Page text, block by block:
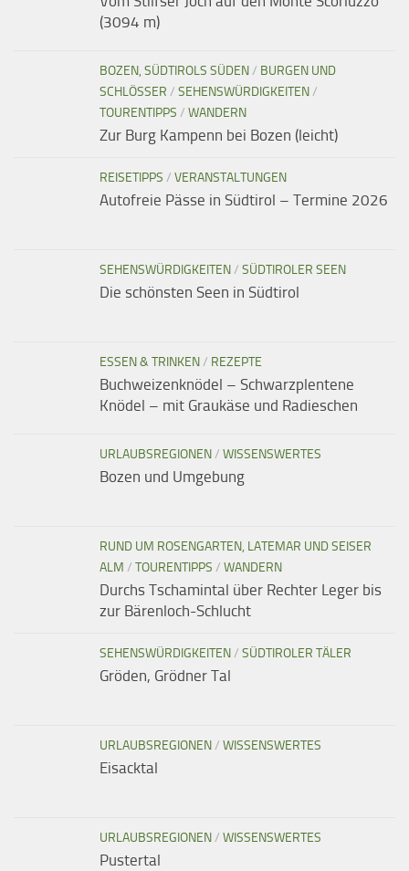
(3094 m)
BOZEN, SÜDTIROLS SÜDEN/ BURGEN UND
SCHLÖSSER / SEHENSWÜRDIGKEITEN/
TOURENTIPPS / WANDERN
Zur Burg Kampenn bei Bozen (leicht)
REISETIPPS / VERANSTALTUNGEN
Autofreie Pässe in Südtirol – Termine 2026
SEHENSWÜRDIGKEITEN/ SÜDTIROLER SEEN
Die schönsten Seen in Südtirol
ESSEN & TRINKEN/ REZEPTE
Buchweizenknödel – Schwarzplentene
Knödel – mit Graukäse und Radieschen
URLAUBSREGIONEN/ WISSENSWERTES
Bozen und Umgebung
RUND UM ROSENGARTEN, LATEMAR UND SEISER
ALM / TOURENTIPPS / WANDERN
Durchs Tschamintal über Rechter Leger bis
zur Bärenloch-Schlucht
SEHENSWÜRDIGKEITEN/ SÜDTIROLER TÄLER
Gröden, Grödner Tal
URLAUBSREGIONEN/ WISSENSWERTES
Eisacktal
URLAUBSREGIONEN/ WISSENSWERTES
Pustertal